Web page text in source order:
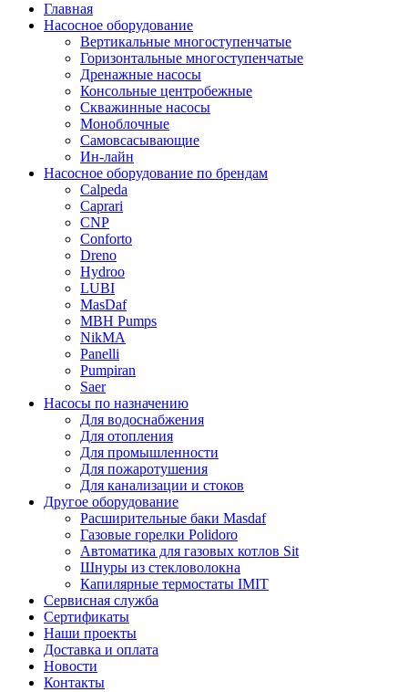
Главная
Насосное оборудование
Вертикальные многоступенчатые
Горизонтальные многоступенчатые
Дренажные насосы
Консольные центробежные
Скважинные насосы
Моноблочные
Самовсасывающие
Ин-лайн
Насосное оборудование по брендам
Calpeda
Caprari
CNP
Conforto
Dreno
Hydroo
LUBI
MasDaf
MBH Pumps
NikMA
Panelli
Pumpiran
Saer
Насосы по назначению
Для водоснабжения
Для отопления
Для промышленности
Для пожаротушения
Для канализации и стоков
Другое оборудование
Расширительные баки Masdaf
Газовые горелки Polidoro
Автоматика для газовых котлов Sit
Шнуры из стекловолокна
Капилярные термостаты IMIT
Сервисная служба
Сертификаты
Наши проекты
Доставка и оплата
Новости
Контакты